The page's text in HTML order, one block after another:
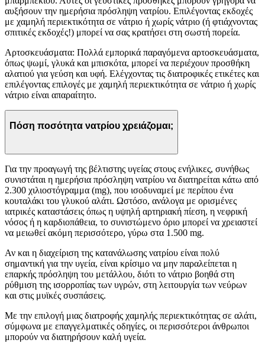
αυξήσουν την ημερήσια πρόσληψη νατρίου. Επιλέγοντας εκδοχές
με χαμηλή περιεκτικότητα σε νάτριο ή χωρίς νάτριο (ή φτιάχνοντας
σπιτικές εκδοχές!) μπορεί να σας κρατήσει στη σωστή πορεία.
Αρτοσκευάσματα: Πολλά εμπορικά παραγόμενα αρτοσκευάσματα,
όπως ψωμί, γλυκά και μπισκότα, μπορεί να περιέχουν προσθήκη
αλατιού για γεύση και υφή. Ελέγχοντας τις διατροφικές ετικέτες και
επιλέγοντας επιλογές με χαμηλή περιεκτικότητα σε νάτριο ή χωρίς
νάτριο είναι απαραίτητο.
Πόση ποσότητα νατρίου χρειάζομαι;
Για την προαγωγή της βέλτιστης υγείας στους ενήλικες, συνήθως
συνιστάται η ημερήσια πρόσληψη νατρίου να διατηρείται κάτω από
2.300 χιλιοστόγραμμα (mg), που ισοδυναμεί με περίπου ένα
κουταλάκι του γλυκού αλάτι. Ωστόσο, ανάλογα με ορισμένες
ιατρικές καταστάσεις όπως η υψηλή αρτηριακή πίεση, η νεφρική
νόσος ή η καρδιοπάθεια, το συνιστώμενο όριο μπορεί να χρειαστεί
να μειωθεί ακόμη περισσότερο, γύρω στα 1.500 mg.
Αν και η διαχείριση της κατανάλωσης νατρίου είναι πολύ
σημαντική για την υγεία, είναι κρίσιμο να μην παραλείπεται η
επαρκής πρόσληψη του μετάλλου, διότι το νάτριο βοηθά στη
ρύθμιση της ισορροπίας των υγρών, στη λειτουργία των νεύρων
και στις μυϊκές συσπάσεις.
Με την επιλογή μιας διατροφής χαμηλής περιεκτικότητας σε αλάτι,
σύμφωνα με επαγγελματικές οδηγίες, οι περισσότεροι άνθρωποι
μπορούν να διατηρήσουν καλή υγεία.